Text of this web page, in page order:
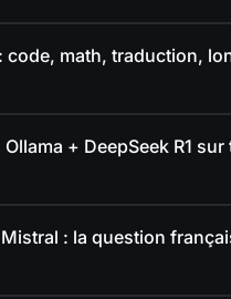
code, math, traduction,
+ DeepSeek R1 sur
: la question